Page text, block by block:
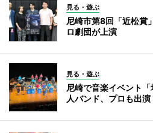
見る・遊ぶ
尼崎市第8回「近松
ロ劇団が上演
見る・遊ぶ
尼崎で音楽イベント
人バンド、プロも出演